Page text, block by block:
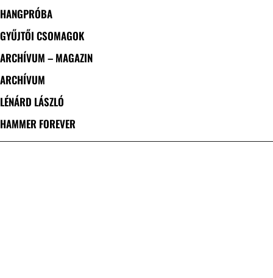
HANGPRÓBA
GYŰJTŐI CSOMAGOK
ARCHÍVUM – MAGAZIN
ARCHÍVUM
LÉNÁRD LÁSZLÓ
HAMMER FOREVER